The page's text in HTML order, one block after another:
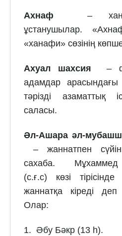
Ахнаф
–
ұстанушылар.
«ханафи» сөзінің
Ахуал шахсия –
адамдар
тәрізді азаматтық
саласы.
Әл-Ашара әл-
– жаннатпен
сахаба.
(с.ғ.с) көзі
жаннатқа кіреді деп
Олар:
1. Әбу Бәкр (13 һ).